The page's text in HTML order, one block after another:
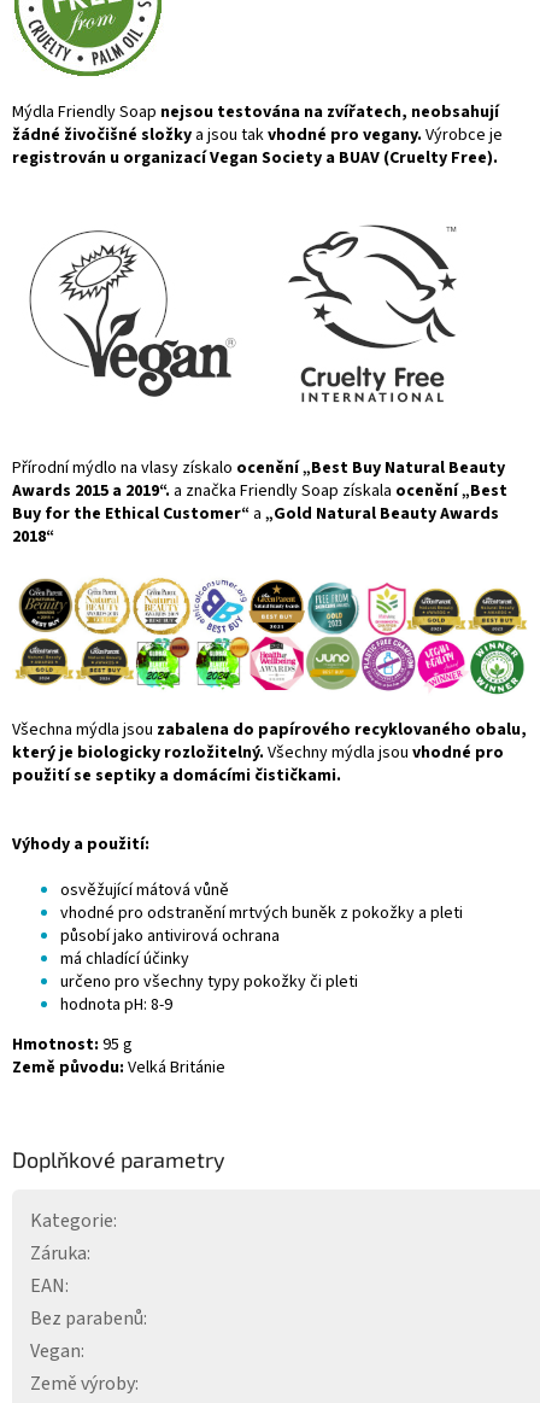
Mýdla Friendly Soap nejsou testována na zvířatech, neobsahují
žádné živočišné složky a jsou takvhodné pro vegany. Výrobce je
registrován u organizací Vegan Society a BUAV (Cruelty Free).
Přírodní mýdlo na vlasy získalo ocenění „Best Buy Natural Beauty
Awards 2015 a 2019“. a značka Friendly Soap získala ocenění „Best
Buy for the Ethical Customer“ a „Gold Natural Beauty Awards
2018“
Všechna mýdla jsou zabalena do papírového recyklovaného obalu,
který je biologicky rozložitelný. Všechny mýdla jsou vhodné pro
použití se septiky a domácími čističkami.
Výhody a použití:
osvěžující mátová vůně
vhodné pro odstranění mrtvých buněk z pokožky a pleti
působí jako antivirová ochrana
má chladící účinky
určeno pro všechny typy pokožky či pleti
hodnota pH: 8-9
Hmotnost: 95 g
Země původu: Velká Británie
Doplňkové parametry
Kategorie:
Záruka:
EAN:
Bez parabenů:
Vegan:
Země výroby: